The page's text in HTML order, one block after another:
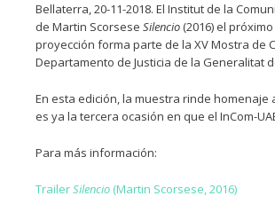
Bellaterra, 20-11-2018. El Institut de la
de Martin Scorsese Silencio (2016) el
proyección forma parte de la XV Mostra de
Departamento de Justicia de la Generalitat
En esta edición, la muestra rinde homenaje
es ya la tercera ocasión en que el InCom-
Para más información:
TrailerSilencio (Martin Scorsese, 2016)